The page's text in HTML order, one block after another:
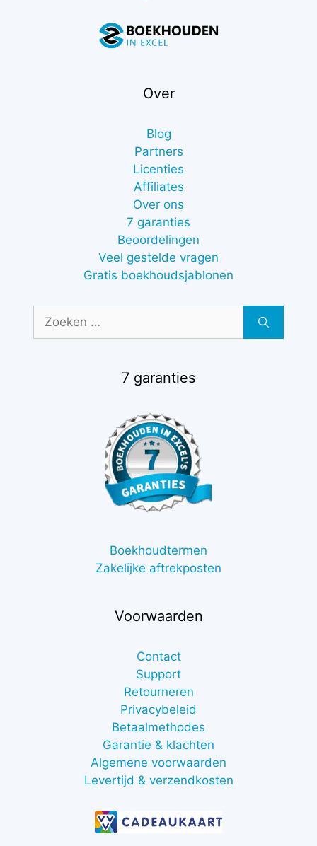
Over
Blog
Partners
Licenties
Affiliates
Over ons
7 garanties
Beoordelingen
Veel gestelde vragen
Gratis boekhoudsjablonen
Zoek
7 garanties
Boekhoudtermen
Zakelijke aftrekposten
Voorwaarden
Contact
Support
Retourneren
Privacybeleid
Betaalmethodes
Garantie & klachten
Algemene voorwaarden
Levertijd & verzendkosten